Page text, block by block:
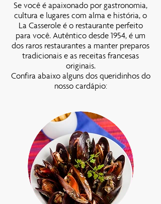
Se você é apaixonado por gastronomia,
cultura e lugares com alma e história, o
La Casserole é o restaurante perfeito
para você. Autêntico desde 1954, é um
dos raros restaurantes a manter preparos
tradicionais e as receitas francesas
originais.
Confira abaixo alguns dos queridinhos do
nosso cardápio: